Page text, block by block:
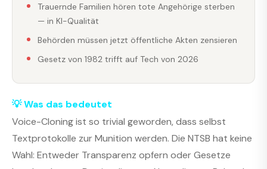
Trauernde Familien hören tote Angehörige sterben
— in KI-Qualität
Behörden müssen jetzt öffentliche Akten zensieren
Gesetz von 1982 trifft auf Tech von 2026
💡 Was das bedeutet
Voice-Cloning ist so trivial geworden, dass selbst
Textprotokolle zur Munition werden. Die NTSB hat keine
Wahl: Entweder Transparenz opfern oder Gesetze